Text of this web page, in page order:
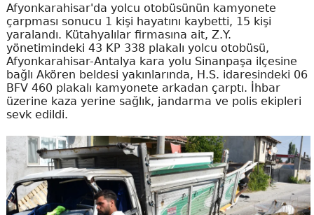
Afyonkarahisar'da yolcu otobüsünün kamyonete
çarpması sonucu 1 kişi hayatını kaybetti, 15 kişi
yaralandı. Kütahyalılar firmasına ait, Z.Y.
yönetimindeki 43 KP 338 plakalı yolcu otobüsü,
Afyonkarahisar-Antalya kara yolu Sinanpaşa ilçesine
bağlı Akören beldesi yakınlarında, H.S. idaresindeki 06
BFV 460 plakalı kamyonete arkadan çarptı. İhbar
üzerine kaza yerine sağlık, jandarma ve polis ekipleri
sevk edildi.